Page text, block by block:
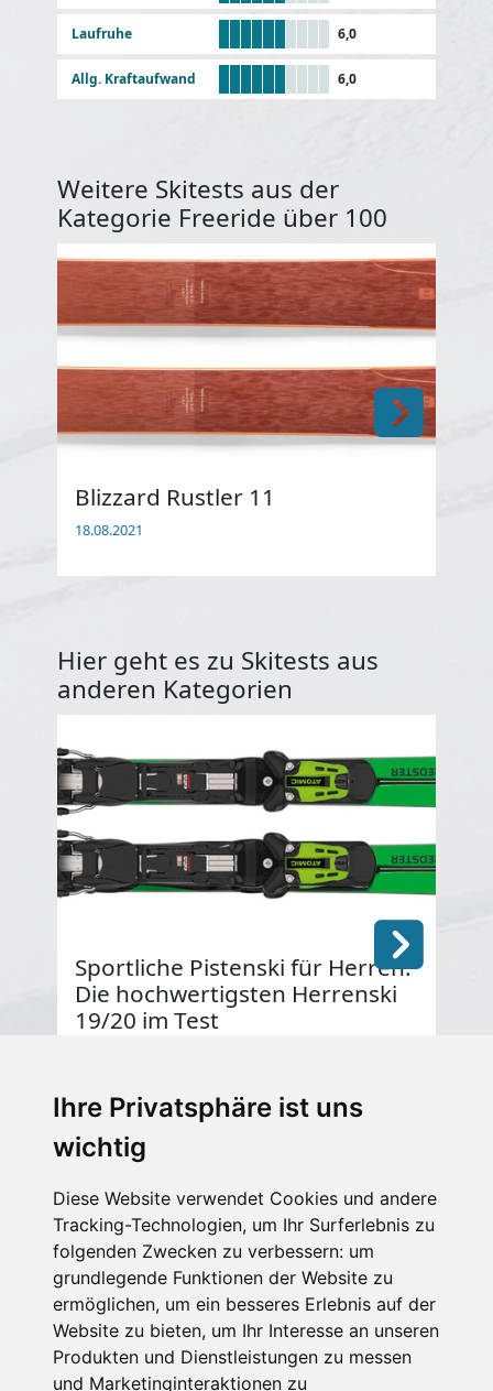
Ihre Privatsphäre ist uns
wichtig
Diese Website verwendet Cookies und andere
Tracking-Technologien, um Ihr Surferlebnis zu
folgenden Zwecken zu verbessern: um
grundlegende Funktionen der Website zu
ermöglichen, um ein besseres Erlebnis auf der
Website zu bieten, um Ihr Interesse an unseren
Produkten und Dienstleistungen zu messen
und Marketinginteraktionen zu
Laufruhe 6,0
Allg. Kraftaufwand 6,0
Weitere Skitests aus der
Kategorie Freeride über 100
Blizzard Rustler 11
18.08.2021
Hier geht es zu Skitests aus
anderen Kategorien
Sportliche Pistenski für Herren:
Die hochwertigsten Herrenski
19/20 im Test
der Piste richtig sportlich fahren will, der
schaut sich die Ski der Kategorie High
Performance an.